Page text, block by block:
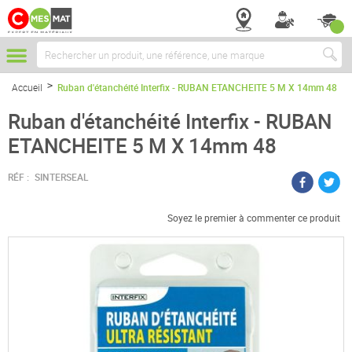
Chercher
Accueil Ruban d'étanchéité Interfix - RUBAN ETANCHEITE 5 M X 14mm 48
Ruban d'étanchéité Interfix - RUBAN
ETANCHEITE 5 M X 14mm 48
RÉF : SINTERSEAL
Soyez le premier à commenter ce produit
Passer